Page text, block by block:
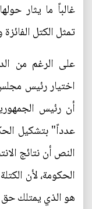
غالباً ما يثار
تمثل الكتل
أن رئيس
عدداً" بتشكيل
النص أن نتائج
الحكومة، لأن
هو الذي يمتلك